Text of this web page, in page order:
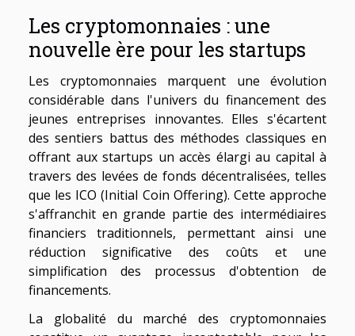
Les cryptomonnaies : une
nouvelle ère pour les startups
Les cryptomonnaies marquent une évolution
considérable dans l'univers du financement des
jeunes entreprises innovantes. Elles s'écartent
des sentiers battus des méthodes classiques en
offrant aux startups un accès élargi au capital à
travers des levées de fonds décentralisées, telles
que les ICO (Initial Coin Offering). Cette approche
s'affranchit en grande partie des intermédiaires
financiers traditionnels, permettant ainsi une
réduction significative des coûts et une
simplification des processus d'obtention de
financements.
La globalité du marché des cryptomonnaies